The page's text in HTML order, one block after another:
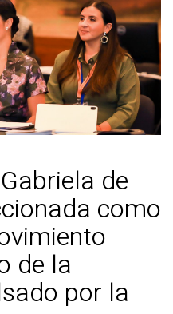
de
como
de la
por la